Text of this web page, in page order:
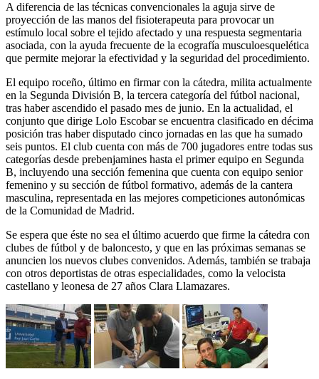
A diferencia de las técnicas convencionales la aguja sirve de
proyección de las manos del fisioterapeuta para provocar un
estímulo local sobre el tejido afectado y una respuesta segmentaria
asociada, con la ayuda frecuente de la ecografía musculoesquelética
que permite mejorar la efectividad y la seguridad del procedimiento.
El equipo roceño, último en firmar con la cátedra, milita actualmente
en la Segunda División B, la tercera categoría del fútbol nacional,
tras haber ascendido el pasado mes de junio. En la actualidad, el
conjunto que dirige Lolo Escobar se encuentra clasificado en décima
posición tras haber disputado cinco jornadas en las que ha sumado
seis puntos. El club cuenta con más de 700 jugadores entre todas sus
categorías desde prebenjamines hasta el primer equipo en Segunda
B, incluyendo una sección femenina que cuenta con equipo senior
femenino y su sección de fútbol formativo, además de la cantera
masculina, representada en las mejores competiciones autonómicas
de la Comunidad de Madrid.
Se espera que éste no sea el último acuerdo que firme la cátedra con
clubes de fútbol y de baloncesto, y que en las próximas semanas se
anuncien los nuevos clubes convenidos. Además, también se trabaja
con otros deportistas de otras especialidades, como la velocista
castellano y leonesa de 27 años Clara Llamazares.